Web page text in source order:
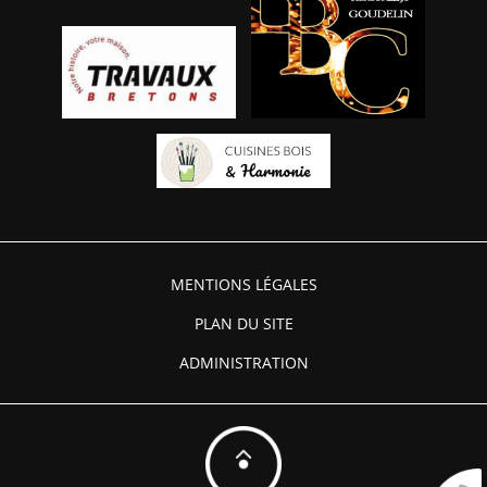
MENTIONS LÉGALES
PLAN DU SITE
ADMINISTRATION